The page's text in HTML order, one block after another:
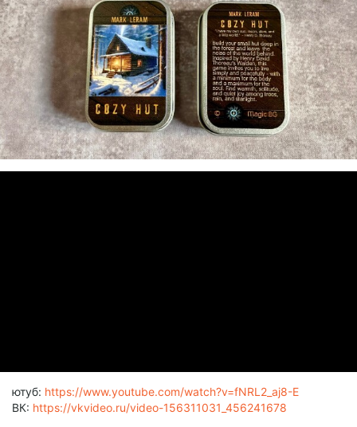
ютуб: https://www.youtube.com/watch?v=fNRL2_aj8-E
ВК: https://vkvideo.ru/video-156311031_456241678